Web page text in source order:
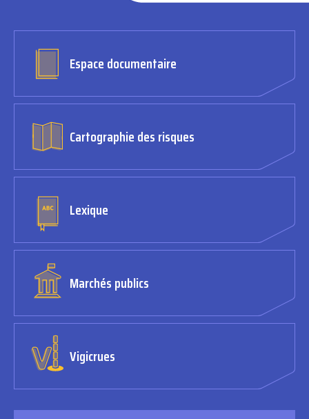
Espace documentaire
Cartographie des risques
Lexique
Marchés publics
Vigicrues